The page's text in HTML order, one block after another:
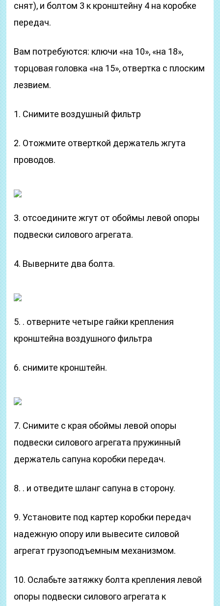
снят), и болтом 3 к кронштейну 4 на коробке
передач.
Вам потребуются: ключи «на 10», «на 18»,
торцовая головка «на 15», отвертка с плоским
лезвием.
1. Снимите воздушный фильтр
2. Отожмите отверткой держатель жгута
проводов.
3. отсоедините жгут от обоймы левой опоры
подвески силового агрегата.
4. Выверните два болта.
5. . отверните четыре гайки крепления
кронштейна воздушного фильтра
6. снимите кронштейн.
7. Снимите с края обоймы левой опоры
подвески силового агрегата пружинный
держатель сапуна коробки передач.
8. . и отведите шланг сапуна в сторону.
9. Установите под картер коробки передач
надежную опору или вывесите силовой
агрегат грузоподъемным механизмом.
10. Ослабьте затяжку болта крепления левой
опоры подвески силового агрегата к